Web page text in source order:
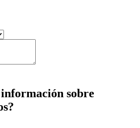
información sobre